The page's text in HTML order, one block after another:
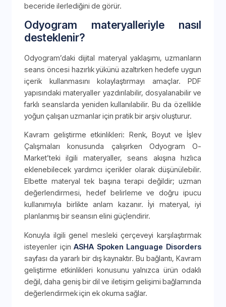
beceride ilerlediğini de görür.
Odyogram materyalleriyle nasıl
desteklenir?
Odyogram’daki dijital materyal yaklaşımı, uzmanların
seans öncesi hazırlık yükünü azaltırken hedefe uygun
içerik kullanmasını kolaylaştırmayı amaçlar. PDF
yapısındaki materyaller yazdırılabilir, dosyalanabilir ve
farklı seanslarda yeniden kullanılabilir. Bu da özellikle
yoğun çalışan uzmanlar için pratik bir arşiv oluşturur.
Kavram geliştirme etkinlikleri: Renk, Boyut ve İşlev
Çalışmaları konusunda çalışırken Odyogram O-
Market’teki ilgili materyaller, seans akışına hızlıca
eklenebilecek yardımcı içerikler olarak düşünülebilir.
Elbette materyal tek başına terapi değildir; uzman
değerlendirmesi, hedef belirleme ve doğru ipucu
kullanımıyla birlikte anlam kazanır. İyi materyal, iyi
planlanmış bir seansın elini güçlendirir.
Konuyla ilgili genel mesleki çerçeveyi karşılaştırmak
isteyenler içinASHA Spoken Language Disorders
sayfası da yararlı bir dış kaynaktır. Bu bağlantı, Kavram
geliştirme etkinlikleri konusunu yalnızca ürün odaklı
değil, daha geniş bir dil ve iletişim gelişimi bağlamında
değerlendirmek için ek okuma sağlar.